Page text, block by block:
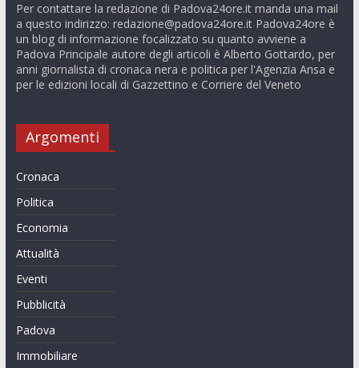
Per contattare la redazione di Padova24ore.it manda una mail
a questo indirizzo: redazione@padova24ore.itPadova24ore è
un blog di informazione focalizzato su quanto avviene a
Padova Principale autore degli articoli è Alberto Gottardo, per
anni giornalista di cronaca nera e politica per l'Agenzia Ansa e
per le edizioni locali di Gazzettino e Corriere del Veneto
Argomenti
Cronaca
Politica
Economia
Attualità
Eventi
Pubblicità
Padova
Immobiliare